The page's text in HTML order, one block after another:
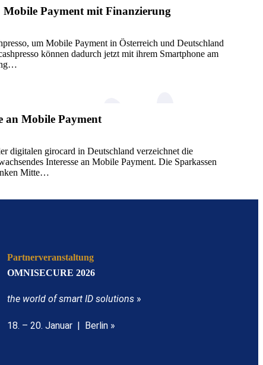
Mobile Payment mit Finanzierung
um Mobile Payment in Österreich und Deutschland
können dadurch jetzt mit ihrem Smartphone am
an Mobile Payment
digitalen girocard in Deutschland verzeichnet die
Interesse an Mobile Payment. Die Sparkassen
Mitte…
Partnerveranstaltung
OMNISECURE 2026
the world of smart ID solutions »
18. – 20. Januar | Berlin »